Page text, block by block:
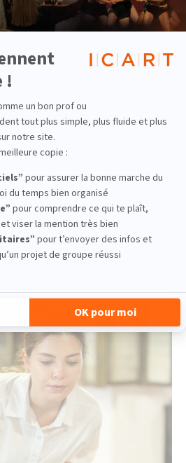
j’en suis ressortie armée pour travailler
ne faut pas se donner de limite et
être prêt à donner de sa personne
force de proposition. Ma devise est
Actualité suivante ›
actualités